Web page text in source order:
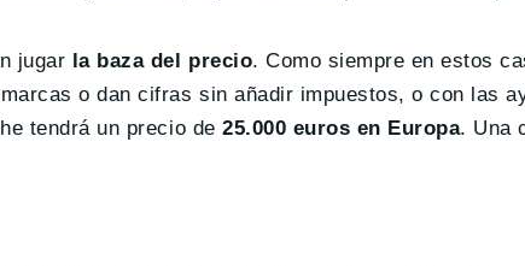
jugar la baza del precio. Como siempre en estos
o dan cifras sin añadir impuestos, o con las
tendrá un precio de 25.000 euros en Europa. Una